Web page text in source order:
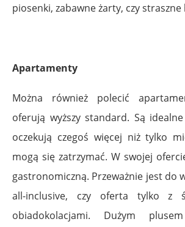
piosenki, zabawne żarty, czy
Apartamenty
Można również polecić
oferują wyższy standard. Są
oczekują czegoś więcej niż tylko
mogą się zatrzymać. W swojej
gastronomiczną. Przeważnie jest do
all-inclusive, czy oferta tylko z
obiadokolacjami. Dużym